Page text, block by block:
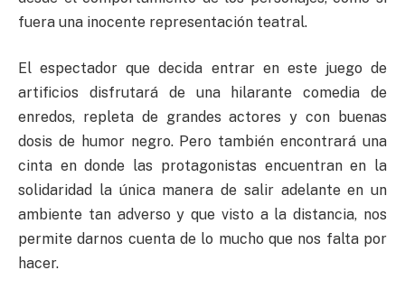
fuera una inocente representación teatral.
El espectador que decida entrar en este juego de
artificios disfrutará de una hilarante comedia de
enredos, repleta de grandes actores y con buenas
dosis de humor negro. Pero también encontrará una
cinta en donde las protagonistas encuentran en la
solidaridad la única manera de salir adelante en un
ambiente tan adverso y que visto a la distancia, nos
permite darnos cuenta de lo mucho que nos falta por
hacer.